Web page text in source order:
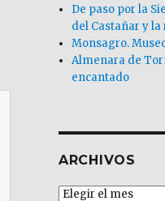
De paso por la
del Castañar y
Monsagro.
Almenara de
encantado
ARCHIVOS
Archivos